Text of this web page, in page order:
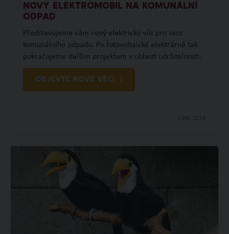
NOVÝ ELEKTROMOBIL NA KOMUNÁLNÍ
ODPAD
Představujeme vám nový elektrický vůz pro svoz
komunálního odpadu. Po fotovoltaické elektrárně tak
pokračujeme dalším projektem v oblasti udržitelnosti.
OBJEVTE NOVÉ VĚCI